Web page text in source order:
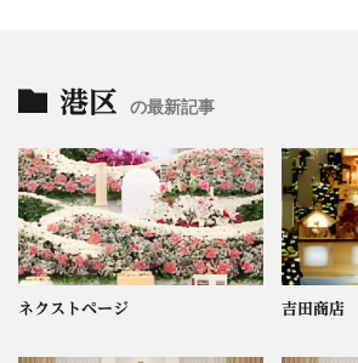
港区 の最新記事
ネクストページ 吉田商店